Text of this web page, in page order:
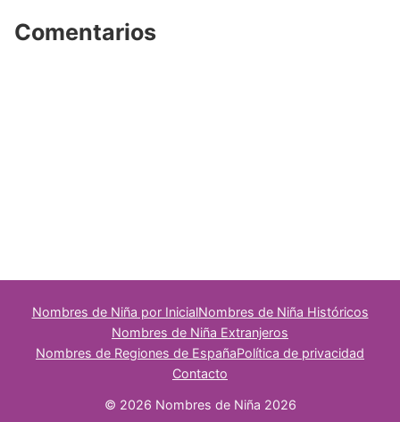
Comentarios
Nombres de Niña por InicialNombres de Niña Históricos
Nombres de Niña Extranjeros
Nombres de Regiones de EspañaPolítica de privacidad
Contacto
© 2026 Nombres de Niña 2026